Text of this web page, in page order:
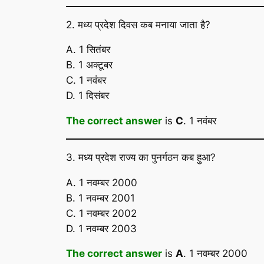
2. मध्य प्रदेश दिवस कब मनाया जाता है?
A. 1 सितंबर
B. 1 अक्टूबर
C. 1 नवंबर
D. 1 दिसंबर
The correct answer is C. 1 नवंबर
3. मध्य प्रदेश राज्य का पुनर्गठन कब हुआ?
A. 1 नवम्बर 2000
B. 1 नवम्बर 2001
C. 1 नवम्बर 2002
D. 1 नवम्बर 2003
The correct answer is A. 1 नवम्बर 2000